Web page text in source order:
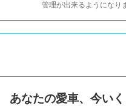
管理が出来るようになり
あなたの愛車、今いく